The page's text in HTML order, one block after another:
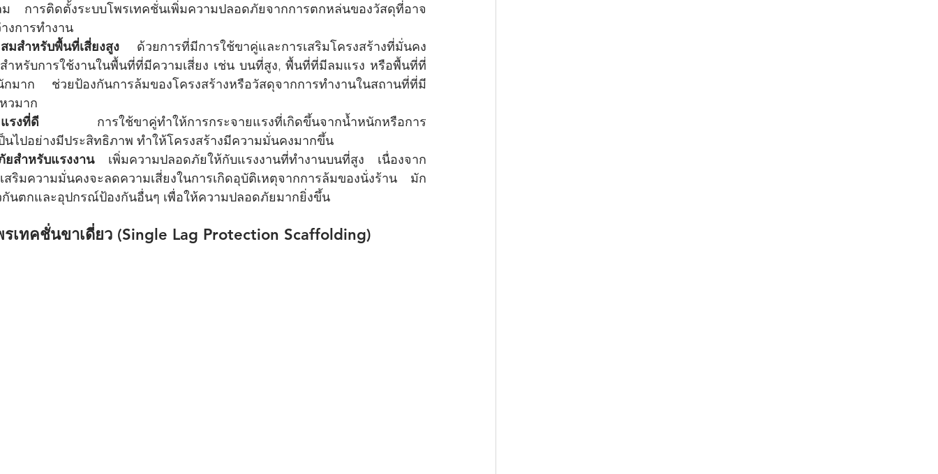
ม การติดตั้งระบบโพรเทคชั่นเพิ่มความปลอดภัยจากการตกหล่นของวัสดุที่อาจ
งการทำงาน
สมสำหรับพื้นที่เสี่ยงสูง ด้วยการที่มีการใช้ขาคู่และการเสริมโครงสร้างที่มั่นคง
ำหรับการใช้งานในพื้นที่ที่มีความเสี่ยง เช่น บนที่สูง, พื้นที่ที่มีลมแรง หรือพื้นที่ที่
กมาก ช่วยป้องกันการล้มของโครงสร้างหรือวัสดุจากการทำงานในสถานที่ที่มี
วมาก
ายแรงที่ดี การใช้ขาคู่ทำให้การกระจายแรงที่เกิดขึ้นจากน้ำหนักหรือการ
นไปอย่างมีประสิทธิภาพ ทำให้โครงสร้างมีความมั่นคงมากขึ้น
ยสำหรับแรงงาน เพิ่มความปลอดภัยให้กับแรงงานที่ทำงานบนที่สูง เนื่องจาก
สริมความมั่นคงจะลดความเสี่ยงในการเกิดอุบัติเหตุจากการล้มของนั่งร้าน มัก
นตกและอุปกรณ์ป้องกันอื่นๆ เพื่อให้ความปลอดภัยมากยิ่งขึ้น
เทคชั่นขาเดี่ยว (Single Lag Protection Scaffolding)